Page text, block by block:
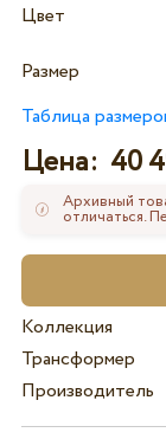
Цвет
Размер
Таблица
Цена: 40
Архивный
отличаться.
Коллекция
Трансформер
Производитель